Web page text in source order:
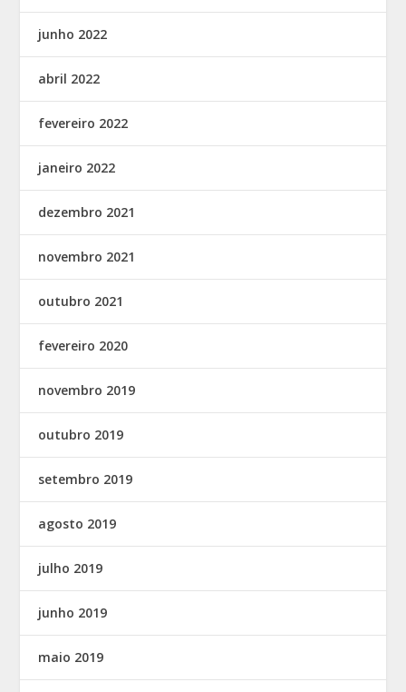
junho 2022
abril 2022
fevereiro 2022
janeiro 2022
dezembro 2021
novembro 2021
outubro 2021
fevereiro 2020
novembro 2019
outubro 2019
setembro 2019
agosto 2019
julho 2019
junho 2019
maio 2019